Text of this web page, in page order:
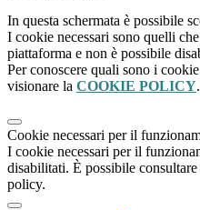
In questa schermata è possibile
I cookie necessari sono quelli
piattaforma e non è possibile
Per conoscere quali sono i
visionare la COOKIE POLICY.
Cookie necessari per il
I cookie necessari per il
disabilitati. È possibile
policy.